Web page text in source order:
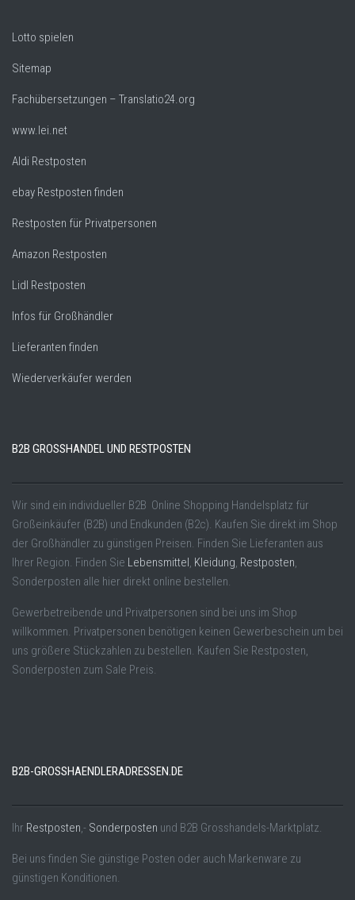
Lotto spielen
Sitemap
Fachübersetzungen – Translatio24.org
www.lei.net
Aldi Restposten
ebay Restposten finden
Restposten für Privatpersonen
Amazon Restposten
Lidl Restposten
Infos für Großhändler
Lieferanten finden
Wiederverkäufer werden
B2B GROSSHANDEL UND RESTPOSTEN
Wir sind ein individueller B2B Online Shopping Handelsplatz für
Großeinkäufer (B2B) und Endkunden (B2c). Kaufen Sie direkt im Shop
der Großhändler zu günstigen Preisen. Finden Sie Lieferanten aus
Ihrer Region. Finden Sie Lebensmittel Kleidung Restposten
Sonderposten alle hier direkt online bestellen.
Gewerbetreibende und Privatpersonen sind bei uns im Shop
willkommen. Privatpersonen benötigen keinen Gewerbeschein um bei
uns größere Stückzahlen zu bestellen. Kaufen Sie Restposten,
Sonderposten zum Sale Preis.
B2B-GROSSHAENDLERADRESSEN.DE
Ihr Restposten ,- Sonderposten und B2B Grosshandels-Marktplatz.
Bei uns finden Sie günstige Posten oder auch Markenware zu
günstigen Konditionen.